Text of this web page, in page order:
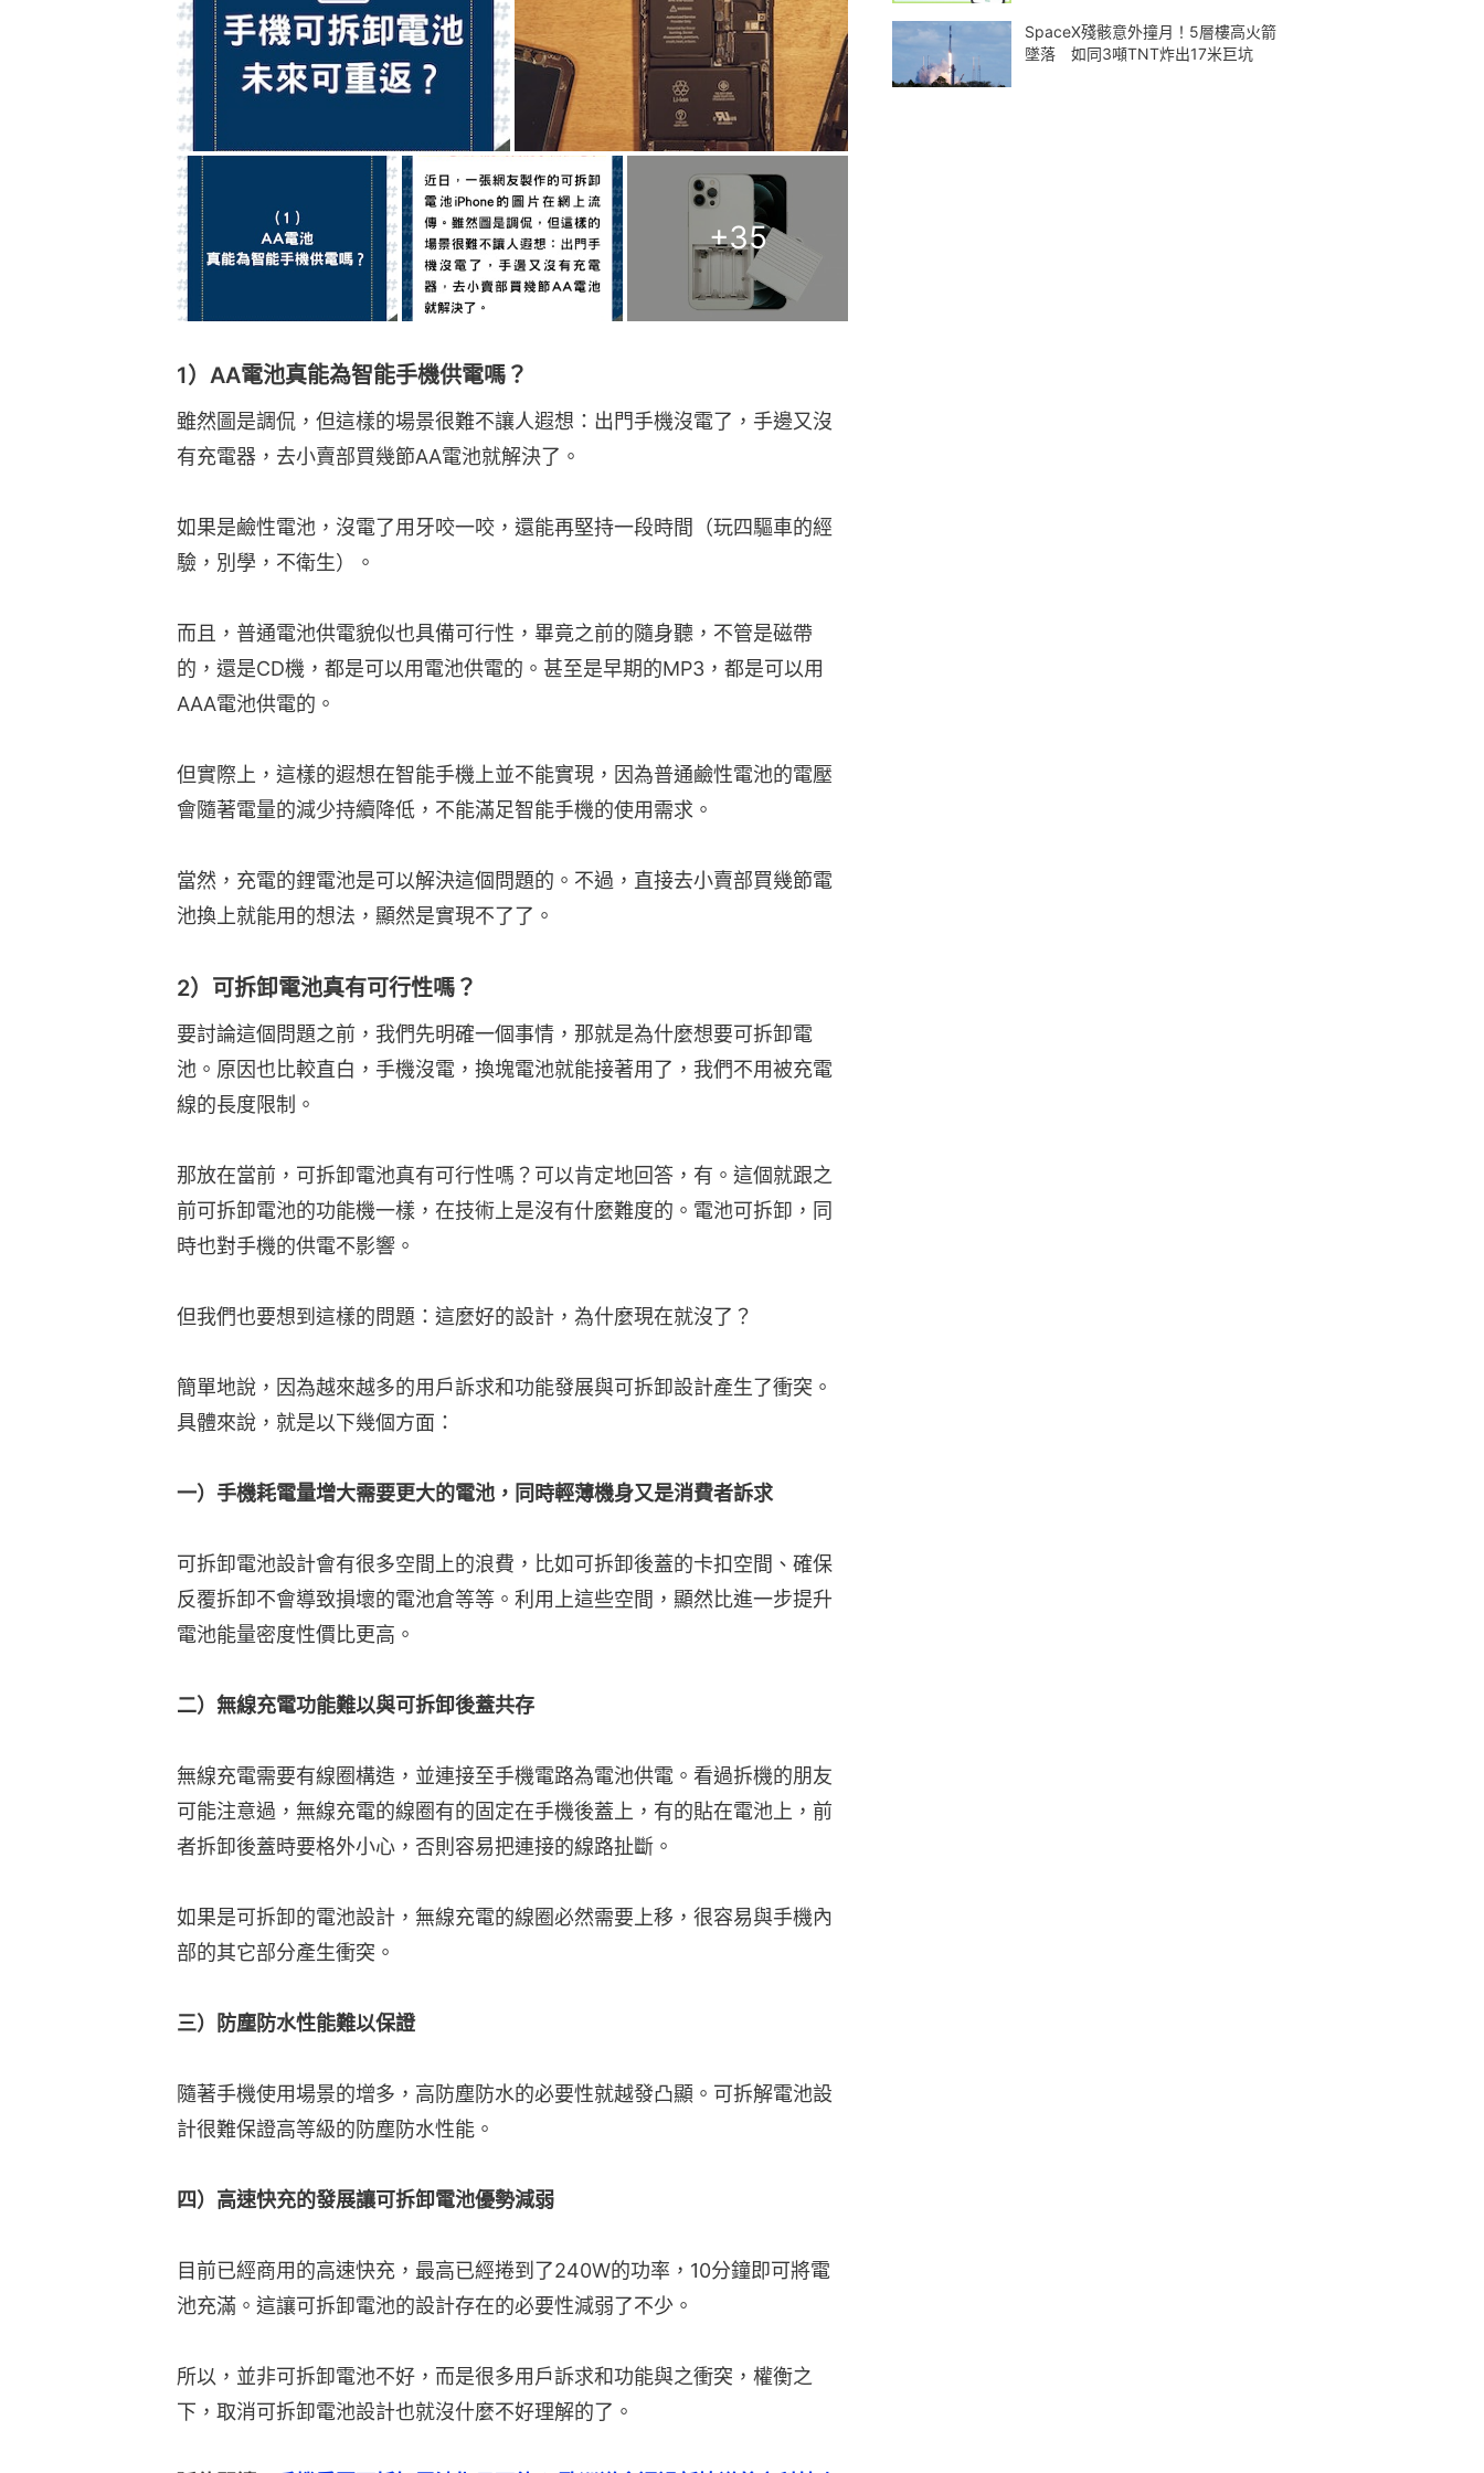
+35
1）AA電池真能為智能手機供電嗎？
雖然圖是調侃，但這樣的場景很難不讓人遐想：出門手機沒電了，手邊又沒
有充電器，去小賣部買幾節AA電池就解決了。
如果是鹼性電池，沒電了用牙咬一咬，還能再堅持一段時間（玩四驅車的經
驗，別學，不衛生）。
而且，普通電池供電貌似也具備可行性，畢竟之前的隨身聽，不管是磁帶
的，還是CD機，都是可以用電池供電的。甚至是早期的MP3，都是可以用
AAA電池供電的。
但實際上，這樣的遐想在智能手機上並不能實現，因為普通鹼性電池的電壓
會隨著電量的減少持續降低，不能滿足智能手機的使用需求。
當然，充電的鋰電池是可以解決這個問題的。不過，直接去小賣部買幾節電
池換上就能用的想法，顯然是實現不了了。
2）可拆卸電池真有可行性嗎？
要討論這個問題之前，我們先明確一個事情，那就是為什麼想要可拆卸電
池。原因也比較直白，手機沒電，換塊電池就能接著用了，我們不用被充電
線的長度限制。
那放在當前，可拆卸電池真有可行性嗎？可以肯定地回答，有。這個就跟之
前可拆卸電池的功能機一樣，在技術上是沒有什麼難度的。電池可拆卸，同
時也對手機的供電不影響。
但我們也要想到這樣的問題：這麼好的設計，為什麼現在就沒了？
簡單地說，因為越來越多的用戶訴求和功能發展與可拆卸設計產生了衝突。
具體來說，就是以下幾個方面：
一）手機耗電量增大需要更大的電池，同時輕薄機身又是消費者訴求
可拆卸電池設計會有很多空間上的浪費，比如可拆卸後蓋的卡扣空間、確保
反覆拆卸不會導致損壞的電池倉等等。利用上這些空間，顯然比進一步提升
電池能量密度性價比更高。
二）無線充電功能難以與可拆卸後蓋共存
無線充電需要有線圈構造，並連接至手機電路為電池供電。看過拆機的朋友
可能注意過，無線充電的線圈有的固定在手機後蓋上，有的貼在電池上，前
者拆卸後蓋時要格外小心，否則容易把連接的線路扯斷。
如果是可拆卸的電池設計，無線充電的線圈必然需要上移，很容易與手機內
部的其它部分產生衝突。
三）防塵防水性能難以保證
隨著手機使用場景的增多，高防塵防水的必要性就越發凸顯。可拆解電池設
計很難保證高等級的防塵防水性能。
四）高速快充的發展讓可拆卸電池優勢減弱
目前已經商用的高速快充，最高已經捲到了240W的功率，10分鐘即可將電
池充滿。這讓可拆卸電池的設計存在的必要性減弱了不少。
所以，並非可拆卸電池不好，而是很多用戶訴求和功能與之衝突，權衡之
下，取消可拆卸電池設計也就沒什麼不好理解的了。
SpaceX殘骸意外撞月！5層樓高火箭
墜落 如同3噸TNT炸出17米巨坑